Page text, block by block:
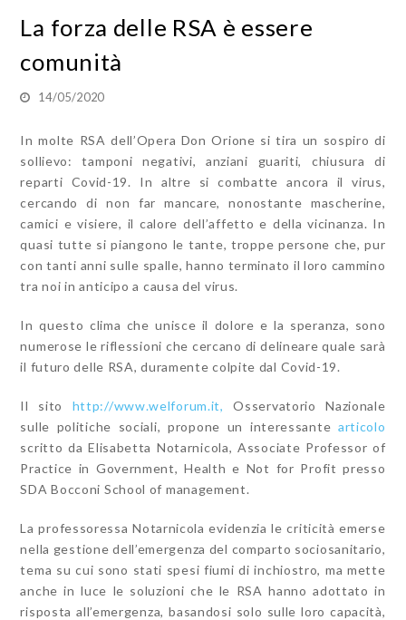
La forza delle RSA è essere
comunità
14/05/2020
In molte RSA dell’Opera Don Orione si tira un sospiro di
sollievo: tamponi negativi, anziani guariti, chiusura di
reparti Covid-19. In altre si combatte ancora il virus,
cercando di non far mancare, nonostante mascherine,
camici e visiere, il calore dell’affetto e della vicinanza. In
quasi tutte si piangono le tante, troppe persone che, pur
con tanti anni sulle spalle, hanno terminato il loro cammino
tra noi in anticipo a causa del virus.
In questo clima che unisce il dolore e la speranza, sono
numerose le riflessioni che cercano di delineare quale sarà
il futuro delle RSA, duramente colpite dal Covid-19.
Il sito http://www.welforum.it,Osservatorio Nazionale
sulle politiche sociali, propone un interessante articolo
scritto da Elisabetta Notarnicola, Associate Professor of
Practice in Government, Health e Not for Profit presso
SDA Bocconi School of management.
La professoressa Notarnicola evidenzia le criticità emerse
nella gestione dell’emergenza del comparto sociosanitario,
tema su cui sono stati spesi fiumi di inchiostro, ma mette
anche in luce le soluzioni che le RSA hanno adottato in
risposta all’emergenza, basandosi solo sulle loro capacità,